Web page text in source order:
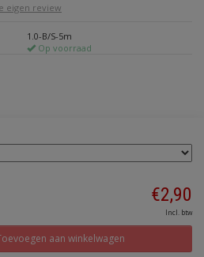
eigen review
1.0-B/S-5m
Op voorraad
€2,90
Incl. btw
aan winkelwagen